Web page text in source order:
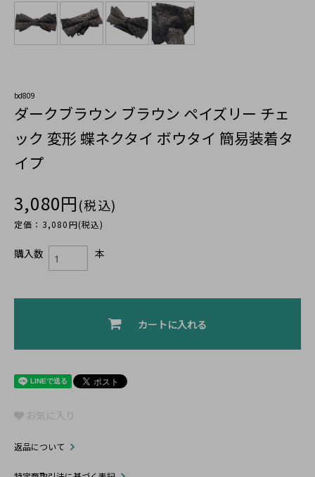
bd809
ダークブラウン ブラウン ペイズリー チェ
ック 変形 蝶ネクタイ ボウタイ 簡易装着タ
イプ
3,080円(税込)
定価：3,080円(税込)
購入数 本
カートに入れる
お気に入り
返品について